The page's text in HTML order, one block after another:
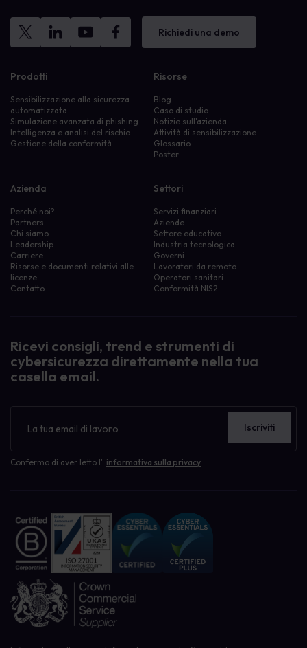
Richiedi una demo
Prodotti
Sensibilizzazione alla sicurezza
automatizzata
Simulazione avanzata di phishing
Intelligenza e analisi del rischio
Gestione della conformità
Risorse
Blog
Caso di studio
Notizie sull'azienda
Attività di sensibilizzazione
Glossario
Poster
Azienda
Perché noi?
Partners
Chi siamo
Leadership
Carriere
Risorse e documenti relativi alle
licenze
Contatto
Settori
Servizi finanziari
Aziende
Settore educativo
Industria tecnologica
Governi
Lavoratori da remoto
Operatori sanitari
Conformità NIS2
Ricevi consigli, trend e strumenti di
cybersicurezza direttamente nella tua
casella email.
Confermo di aver letto l' informativa sulla privacy
Iscriviti